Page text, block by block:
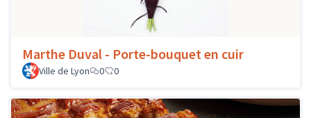
Marthe Duval - Porte-bouquet en cuir
Ville de Lyon 0 0